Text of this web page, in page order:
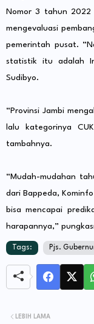
Nomor 3 tahun 2022
mengevaluasi
pemerintah pusat.
statistik itu adalah
Sudibyo.
“Provinsi Jambi
lalu kategorinya
tambahnya.
“Mudah-mudahan
dari Bappeda,
bisa mencapai
harapannya,”
Tags: Pjs.
LEBIH LAMA